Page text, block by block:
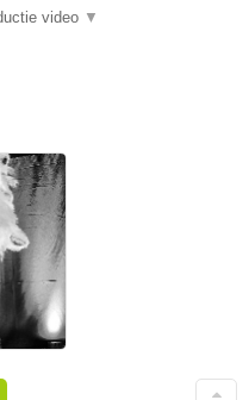
video ▼